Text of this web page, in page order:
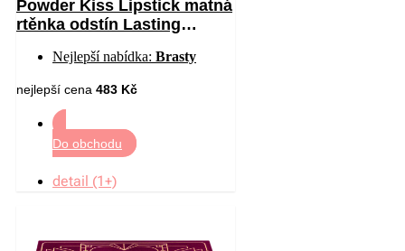
Powder Kiss Lipstick matná
rtěnka odstín Lasting
Nejlepší nabídka: Brasty
nejlepší cena 483 Kč
Do obchodu
detail (1+)